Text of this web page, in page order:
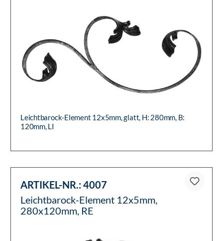
Leichtbarock-Element 12x5mm, glatt, H: 280mm, B:
120mm, LI
ARTIKEL-NR.:4007
Leichtbarock-Element 12x5mm,
280x120mm, RE